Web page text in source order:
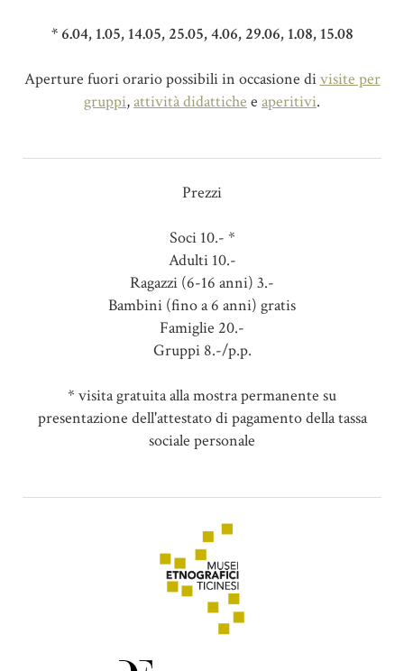
* 6.04, 1.05, 14.05, 25.05, 4.06, 29.06, 1.08, 15.08
Aperture fuori orario possibili in occasione divisite per
gruppi,attività didattiche e aperitivi.
Prezzi
Soci 10.- *
Adulti 10.-
Ragazzi (6-16 anni) 3.-
Bambini (fino a 6 anni) gratis
Famiglie 20.-
Gruppi 8.-/p.p.
* visita gratuita alla mostra permanente su
presentazione dell'attestato di pagamento della tassa
sociale personale